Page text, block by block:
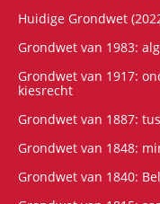
Huidige Grondwet
Grondwet van 1983:
Grondwet van 1917:
kiesrecht
Grondwet van 1887:
Grondwet van 1848:
Grondwet van 1840: